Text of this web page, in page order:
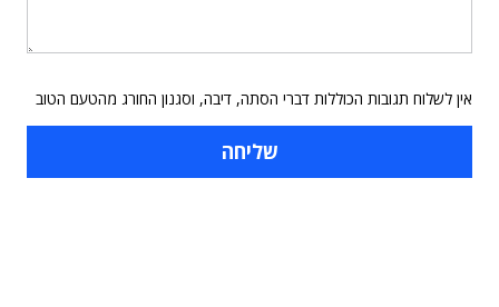
אין לשלוח תגובות הכוללות דברי הסתה, דיבה, וסגנון החורג מהטעם הטוב